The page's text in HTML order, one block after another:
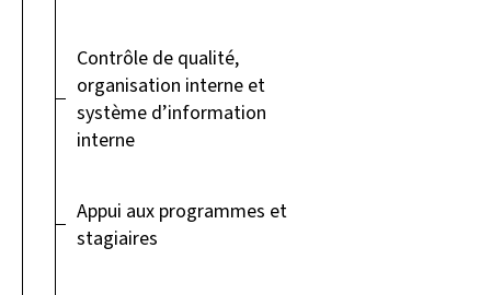
Contrôle de qualité,
organisation interne et
système d’information
interne
Appui aux programmes et
stagiaires